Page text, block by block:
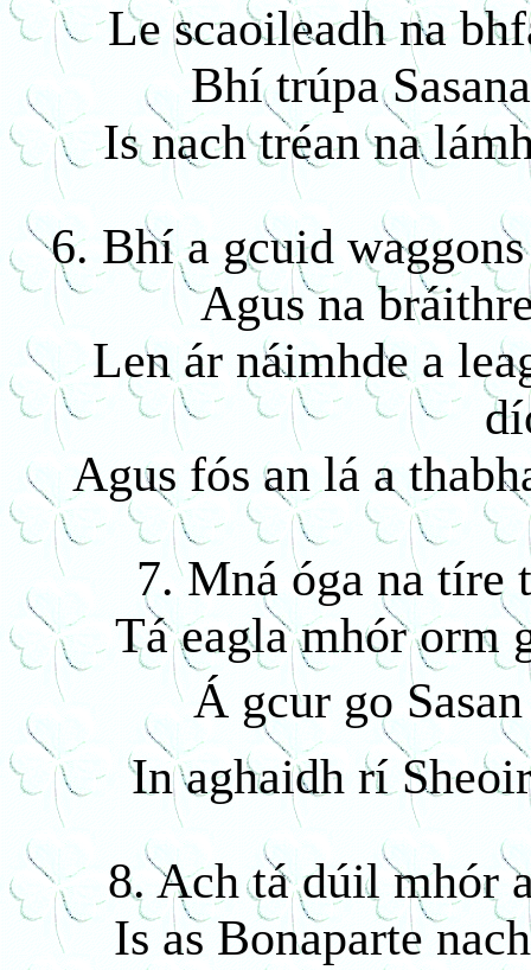
Le scaoileadh na
Bhí trúpa
Is nach tréan na
6. Bhí a gcuid
Agus na
Len ár náimhde a
Agus fós an lá a
7. Mná óga na tíre
Tá eagla mhór orm
Á gcur go
In aghaidh rí
8. Ach tá dúil mhór
Is as Bonaparte